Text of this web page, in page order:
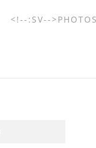
<!--:SV--